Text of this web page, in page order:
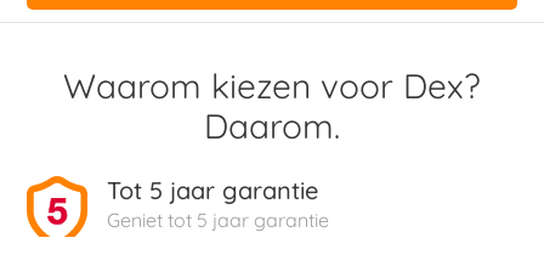
Waarom kiezen voor Dex?
Daarom.
Tot 5 jaar garantie
Geniet tot 5 jaar garantie